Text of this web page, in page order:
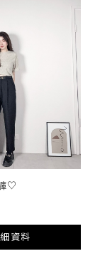
♡
資料